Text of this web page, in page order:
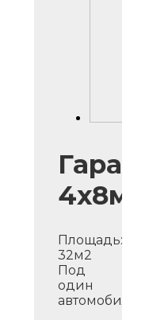
Гараж
4х8м
Площадь:
32м2
Под
один
автомобиль.